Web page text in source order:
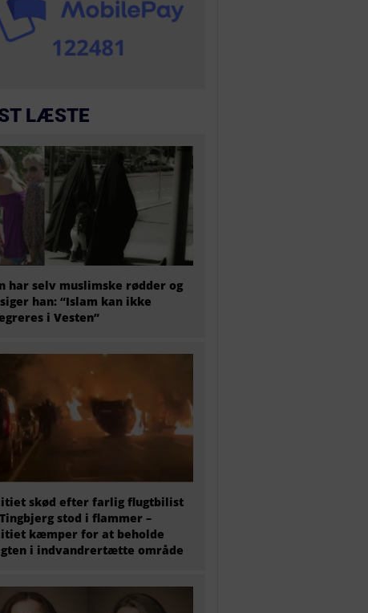
LÆSTE
har selv muslimske rødder og
han: “Islam kan ikke
i Vesten”
skød efter farlig flugtbilist
stod i flammer –
kæmper for at beholde
i indvandrertætte område